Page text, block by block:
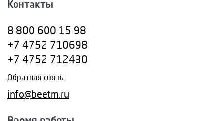
Контакты
8 800 600 15 98
+7 4752 710698
+7 4752 712430
Обратная связь
info@beetm.ru